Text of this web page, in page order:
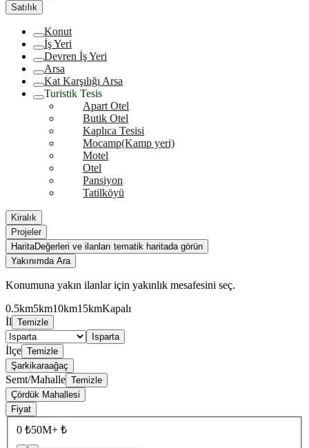
Satılık
Konut
İş Yeri
Devren İş Yeri
Arsa
Kat Karşılığı Arsa
Turistik Tesis
Apart Otel
Butik Otel
Kaplıca Tesisi
Mocamp(Kamp yeri)
Motel
Otel
Pansiyon
Tatilköyü
Kiralık
Projeler
HaritaDeğerleri ve ilanları tematik haritada görün
Yakınımda Ara
Konumuna yakın ilanlar için yakınlık mesafesini seç.
0.5km5km10km15kmKapalı
İl Temizle
Isparta
İlçe Temizle
Şarkikaraağaç
Semt/Mahalle Temizle
Çördük Mahallesi
Fiyat
0 ₺50M+ ₺